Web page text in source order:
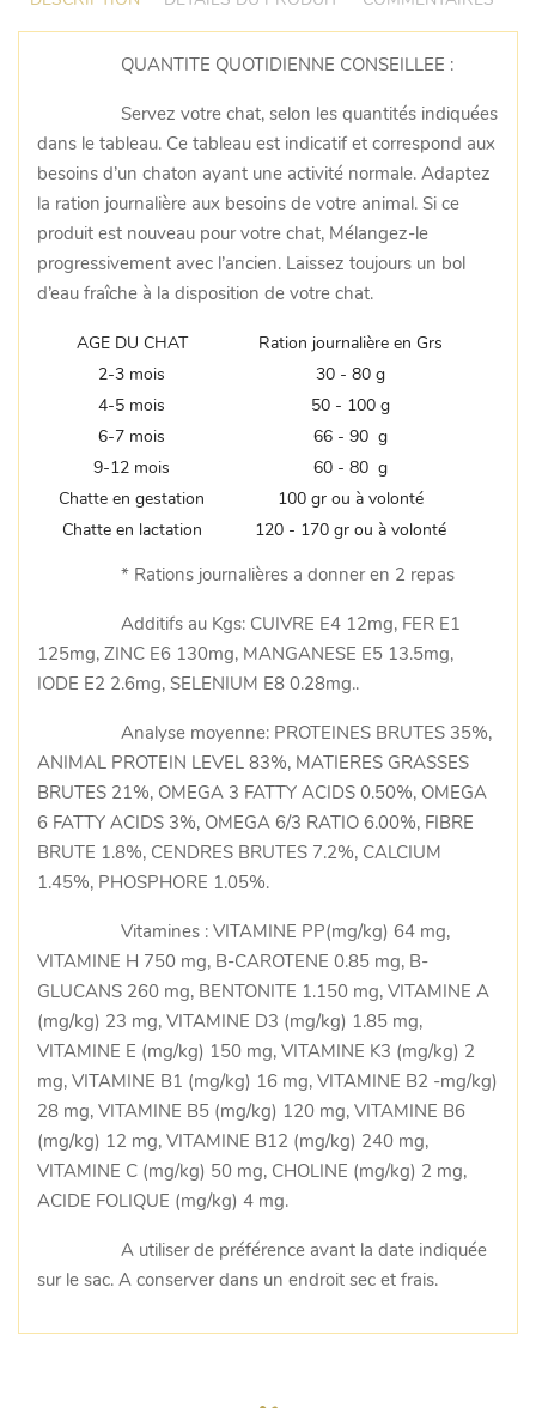
QUANTITE QUOTIDIENNE CONSEILLEE :
Servez votre chat, selon les quantités indiquées
dans le tableau. Ce tableau est indicatif et correspond aux
besoins d’un chaton ayant une activité normale. Adaptez
la ration journalière aux besoins de votre animal. Si ce
produit est nouveau pour votre chat, Mélangez-le
progressivement avec l’ancien. Laissez toujours un bol
d’eau fraîche à la disposition de votre chat.
AGE DU CHAT
Ration journalière en Grs
2-3 mois
30 - 80 g
4-5 mois
50 - 100 g
6-7 mois
66 - 90 g
9-12 mois
60 - 80 g
Chatte en gestation
100 gr ou à volonté
Chatte en lactation
120 - 170 gr ou à volonté
* Rations journalières a donner en 2 repas
Additifs au Kgs: CUIVRE E4 12mg, FER E1
125mg, ZINC E6 130mg, MANGANESE E5 13.5mg,
IODE E2 2.6mg, SELENIUM E8 0.28mg..
Analyse moyenne: PROTEINES BRUTES 35%,
ANIMAL PROTEIN LEVEL 83%, MATIERES GRASSES
BRUTES 21%, OMEGA 3 FATTY ACIDS 0.50%, OMEGA
6 FATTY ACIDS 3%, OMEGA 6/3 RATIO 6.00%, FIBRE
BRUTE 1.8%, CENDRES BRUTES 7.2%, CALCIUM
1.45%, PHOSPHORE 1.05%.
Vitamines : VITAMINE PP(mg/kg) 64 mg,
VITAMINE H 750 mg, B-CAROTENE 0.85 mg, B-
GLUCANS 260 mg, BENTONITE 1.150 mg, VITAMINE A
(mg/kg) 23 mg, VITAMINE D3 (mg/kg) 1.85 mg,
VITAMINE E (mg/kg) 150 mg, VITAMINE K3 (mg/kg) 2
mg, VITAMINE B1 (mg/kg) 16 mg, VITAMINE B2 -mg/kg)
28 mg, VITAMINE B5 (mg/kg) 120 mg, VITAMINE B6
(mg/kg) 12 mg, VITAMINE B12 (mg/kg) 240 mg,
VITAMINE C (mg/kg) 50 mg, CHOLINE (mg/kg) 2 mg,
ACIDE FOLIQUE (mg/kg) 4 mg.
A utiliser de préférence avant la date indiquée
sur le sac. A conserver dans un endroit sec et frais.